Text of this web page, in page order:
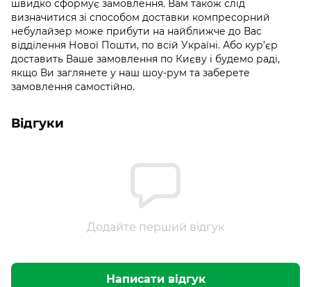
швидко сформує замовлення. Вам також слід
визначитися зі способом доставки компресорний
небулайзер може прибути на найближче до Вас
відділення Нової Пошти, по всій Україні. Або кур’єр
доставить Ваше замовлення по Києву і будемо раді,
якщо Ви заглянете у наш шоу-рум та заберете
замовлення самостійно.
Відгуки
Додайте перший відгук
Написати відгук